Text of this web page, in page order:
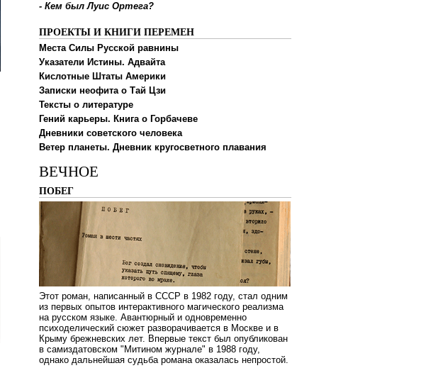
- Кем был Луис Ортега?
ПРОЕКТЫ И КНИГИ ПЕРЕМЕН
Места Силы Русской равнины
Указатели Истины. Адвайта
Кислотные Штаты Америки
Записки неофита о Тай Цзи
Тексты о литературе
Гений карьеры. Книга о Горбачеве
Дневники советского человека
Ветер планеты. Дневник кругосветного плавания
ВЕЧНОЕ
ПОБЕГ
Этот роман, написанный в СССР в 1982 году, стал одним
из первых опытов интерактивного магического реализма
на русском языке. Авантюрный и одновременно
психоделический сюжет разворачивается в Москве и в
Крыму брежневских лет. Впервые текст был опубликован
в самиздатовском "Митином журнале" в 1988 году,
однако дальнейшая судьба романа оказалась непростой.